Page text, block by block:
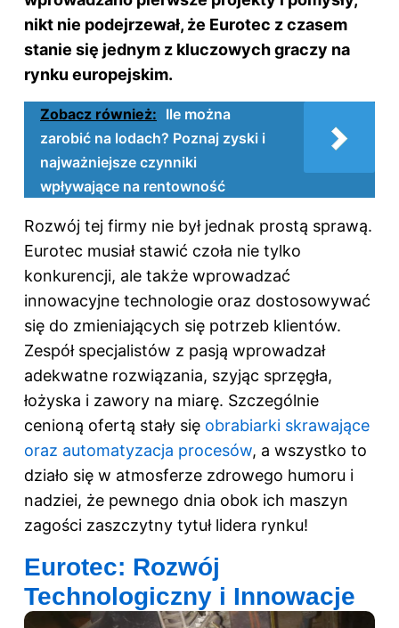
nikt nie podejrzewał, że Eurotec z czasem
stanie się jednym z kluczowych graczy na
rynku europejskim.
Zobacz również: Ile można
zarobić na lodach? Poznaj zyski i
najważniejsze czynniki
wpływające na rentowność
Rozwój tej firmy nie był jednak prostą sprawą.
Eurotec musiał stawić czoła nie tylko
konkurencji, ale także wprowadzać
innowacyjne technologie oraz dostosowywać
się do zmieniających się potrzeb klientów.
Zespół specjalistów z pasją wprowadzał
adekwatne rozwiązania, szyjąc sprzęgła,
łożyska i zawory na miarę. Szczególnie
cenioną ofertą stały się obrabiarki skrawające
oraz automatyzacja procesów, a wszystko to
działo się w atmosferze zdrowego humoru i
nadziei, że pewnego dnia obok ich maszyn
zagości zaszczytny tytuł lidera rynku!
Eurotec: Rozwój
Technologiczny i Innowacje